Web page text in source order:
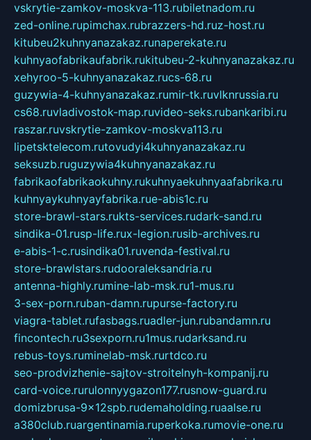
vskrytie-zamkov-moskva-113.rubiletnadom.ru
zed-online.rupimchax.rubrazzers-hd.ruz-host.ru
kitubeu2kuhnyanazakaz.runaperekate.ru
kuhnyaofabrikaufabrik.rukitubeu-2-kuhnyanazakaz.ru
xehyroo-5-kuhnyanazakaz.rucs-68.ru
guzywia-4-kuhnyanazakaz.rumir-tk.ruvlknrussia.ru
cs68.ruvladivostok-map.ruvideo-seks.rubankaribi.ru
raszar.ruvskrytie-zamkov-moskva113.ru
lipetsktelecom.rutovudyi4kuhnyanazakaz.ru
seksuzb.ruguzywia4kuhnyanazakaz.ru
fabrikaofabrikaokuhny.rukuhnyaekuhnyaafabrika.ru
kuhnyaykuhnyayfabrika.rue-abis1c.ru
store-brawl-stars.rukts-services.rudark-sand.ru
sindika-01.rusp-life.rux-legion.rusib-archives.ru
e-abis-1-c.rusindika01.ruvenda-festival.ru
store-brawlstars.rudooraleksandria.ru
antenna-highly.rumine-lab-msk.ru1-mus.ru
3-sex-porn.ruban-damn.rupurse-factory.ru
viagra-tablet.rufasbags.ruadler-jun.rubandamn.ru
fincontech.ru3sexporn.ru1mus.rudarksand.ru
rebus-toys.ruminelab-msk.rurtdco.ru
seo-prodvizhenie-sajtov-stroitelnyh-kompanij.ru
card-voice.rurulonnyygazon177.rusnow-guard.ru
domizbrusa-9x12spb.rudemaholding.ruaalse.ru
a380club.ruargentinamia.ruperkoka.rumovie-one.ru